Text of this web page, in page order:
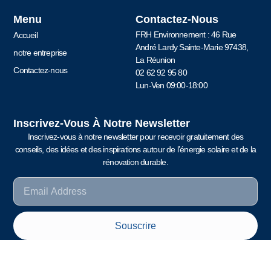
Menu
Accueil
notre entreprise
Contactez-nous
Contactez-Nous
FRH Environnement : 46 Rue
André Lardy Sainte-Marie 97438,
La Réunion
02 62 92 95 80
Lun-Ven 09:00-18:00
Inscrivez-Vous À Notre Newsletter
Inscrivez-vous à notre newsletter pour recevoir gratuitement des
conseils, des idées et des inspirations autour de l’énergie solaire et de la
rénovation durable.
Souscrire